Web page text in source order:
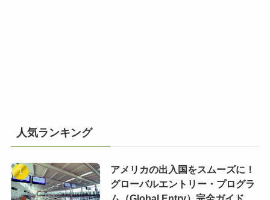
人気ランキング
アメリカの出入国をスムーズに！
グローバルエントリー・プログラ